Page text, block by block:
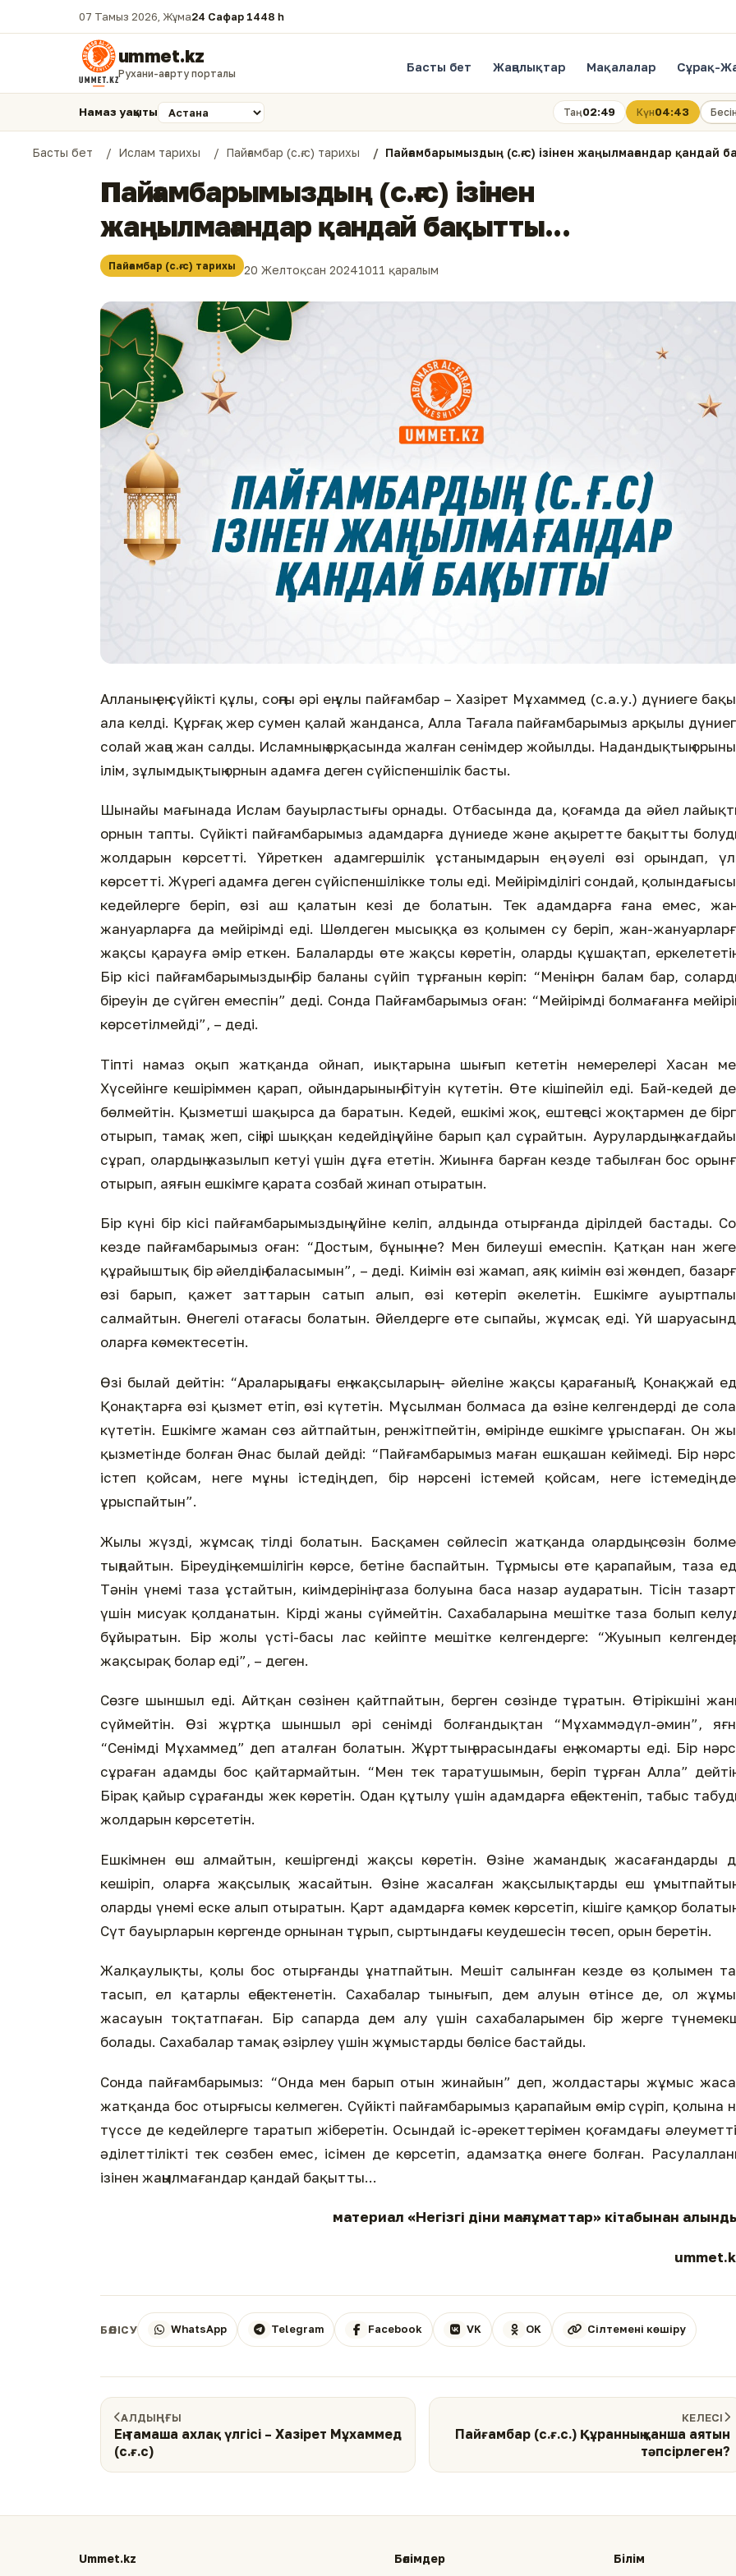
07 Тамыз 2026, Жұма24 Сафар 1448 һ.
ummet.kz
Рухани-ағарту порталы Басты бет Жаңалықтар Мақалалар Сұрақ-
Намаз уақыты Таң02:49 Күн04:43 Бесін
Басты бет Ислам тарихы Пайғамбар (с.ғ.с) тарихы Пайғамбарымыздың (с.ғ.с) ізінен жаңылмағандар қандай
Пайғамбарымыздың (с.ғ.с) ізінен
жаңылмағандар қандай бақытты...
Пайғамбар (с.ғ.с) тарихы 20 Желтоқсан 20241011 қаралым
Алланың ең сүйікті құлы, соңғы әрі ең ұлы пайғамбар – Хазірет Мұхаммед (с.а.у.) дүниеге
ала келді. Құрғақ жер сумен қалай жанданса, Алла Тағала пайғамбарымыз арқылы
солай жаңа жан салды. Исламның арқасында жалған сенімдер жойылды. Надандықтың
ілім, зұлымдықтың орнын адамға деген сүйіспеншілік басты.
Шынайы мағынада Ислам бауырластығы орнады. Отбасында да, қоғамда да әйел
орнын тапты. Сүйікті пайғамбарымыз адамдарға дүниеде және ақыретте бақытты
жолдарын көрсетті. Үйреткен адамгершілік ұстанымдарын ең әуелі өзі орындап,
көрсетті. Жүрегі адамға деген сүйіспеншілікке толы еді. Мейірімділігі сондай,
кедейлерге беріп, өзі аш қалатын кезі де болатын. Тек адамдарға ғана емес,
жануарларға да мейірімді еді. Шөлдеген мысыққа өз қолымен су беріп, жан-
жақсы қарауға әмір еткен. Балаларды өте жақсы көретін, оларды құшақтап,
Бір кісі пайғамбарымыздың бір баланы сүйіп тұрғанын көріп: “Менің он балам бар,
біреуін де сүйген емеспін” деді. Сонда Пайғамбарымыз оған: “Мейірімді болмағанға
көрсетілмейді”, – деді.
Тіпті намаз оқып жатқанда ойнап, иықтарына шығып кететін немерелері Хасан
Хүсейінге кешіріммен қарап, ойындарының бітуін күтетін. Өте кішіпейіл еді. Бай-кедей
бөлмейтін. Қызметші шақырса да баратын. Кедей, ешкімі жоқ, ештеңесі жоқтармен де
отырып, тамақ жеп, сіңірі шыққан кедейдің үйіне барып қал сұрайтын. Аурулардың
сұрап, олардың жазылып кетуі үшін дұға ететін. Жиынға барған кезде табылған бос
отырып, аяғын ешкімге қарата созбай жинап отыратын.
Бір күні бір кісі пайғамбарымыздың үйіне келіп, алдында отырғанда дірілдей бастады.
кезде пайғамбарымыз оған: “Достым, бұның не? Мен билеуші емеспін. Қатқан нан
құрайыштық бір әйелдің баласымын”, – деді. Киімін өзі жамап, аяқ киімін өзі жөндеп,
өзі барып, қажет заттарын сатып алып, өзі көтеріп әкелетін. Ешкімге
салмайтын. Өнегелі отағасы болатын. Әйелдерге өте сыпайы, жұмсақ еді. Үй
оларға көмектесетін.
Өзі былай дейтін: “Араларыңдағы ең жақсыларың – әйеліне жақсы қарағаның”. Қонақжай
Қонақтарға өзі қызмет етіп, өзі күтетін. Мұсылман болмаса да өзіне келгендерді де
күтетін. Ешкімге жаман сөз айтпайтын, ренжітпейтін, өмірінде ешкімге ұрыспаған. Он
қызметінде болған Әнас былай дейді: “Пайғамбарымыз маған ешқашан кейімеді. Бір
істеп қойсам, неге мұны істедің деп, бір нәрсені істемей қойсам, неге істемедің
ұрыспайтын”.
Жылы жүзді, жұмсақ тілді болатын. Басқамен сөйлесіп жатқанда олардың сөзін
тыңдайтын. Біреудің кемшілігін көрсе, бетіне баспайтын. Тұрмысы өте қарапайым, таза
Тәнін үнемі таза ұстайтын, киімдерінің таза болуына баса назар аударатын. Тісін
үшін мисуак қолданатын. Кірді жаны сүймейтін. Сахабаларына мешітке таза болып
бұйыратын. Бір жолы үсті-басы лас кейіпте мешітке келгендерге: “Жуынып
жақсырақ болар еді”, – деген.
Сөзге шыншыл еді. Айтқан сөзінен қайтпайтын, берген сөзінде тұратын. Өтірікшіні
сүймейтін. Өзі жұртқа шыншыл әрі сенімді болғандықтан “Мұхаммәдүл-әмин”,
“Сенімді Мұхаммед” деп аталған болатын. Жұрттың арасындағы ең жомарты еді. Бір
сұраған адамды бос қайтармайтын. “Мен тек таратушымын, беріп тұрған Алла”
Бірақ қайыр сұрағанды жек көретін. Одан құтылу үшін адамдарға еңбектеніп, табыс
жолдарын көрсететін.
Ешкімнен өш алмайтын, кешіргенді жақсы көретін. Өзіне жамандық жасағандарды
кешіріп, оларға жақсылық жасайтын. Өзіне жасалған жақсылықтарды еш
оларды үнемі еске алып отыратын. Қарт адамдарға көмек көрсетіп, кішіге қамқор
Сүт бауырларын көргенде орнынан тұрып, сыртындағы кеудешесін төсеп, орын беретін.
Жалқаулықты, қолы бос отырғанды ұнатпайтын. Мешіт салынған кезде өз қолымен
тасып, ел қатарлы еңбектенетін. Сахабалар тынығып, дем алуын өтінсе де, ол
жасауын тоқтатпаған. Бір сапарда дем алу үшін сахабаларымен бір жерге
болады. Сахабалар тамақ әзірлеу үшін жұмыстарды бөлісе бастайды.
Сонда пайғамбарымыз: “Онда мен барып отын жинайын” деп, жолдастары жұмыс
жатқанда бос отырғысы келмеген. Сүйікті пайғамбарымыз қарапайым өмір сүріп, қолына
түссе де кедейлерге таратып жіберетін. Осындай іс-әрекеттерімен қоғамдағы
әділеттілікті тек сөзбен емес, ісімен де көрсетіп, адамзатқа өнеге болған.
ізінен жаңылмағандар қандай бақытты...
материал «Негізгі діни мағлұматтар» кітабынан
БӨЛІСУ WhatsApp Telegram Facebook VK OK Сілтемені көшіру
АЛДЫҢҒЫ
Ең тамаша ахлақ үлгісі – Хазірет Мұхаммед
(с.ғ.с)
КЕЛЕСІ
Пайғамбар (с.ғ.с.) Құранның қанша аятын
тәпсірлеген?
Ummet.kz Бөлімдер Білім